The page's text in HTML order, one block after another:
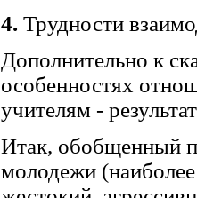
4. Трудности
Дополнительно к
особенностях
учителям -
Итак, обобщенный
молодежи